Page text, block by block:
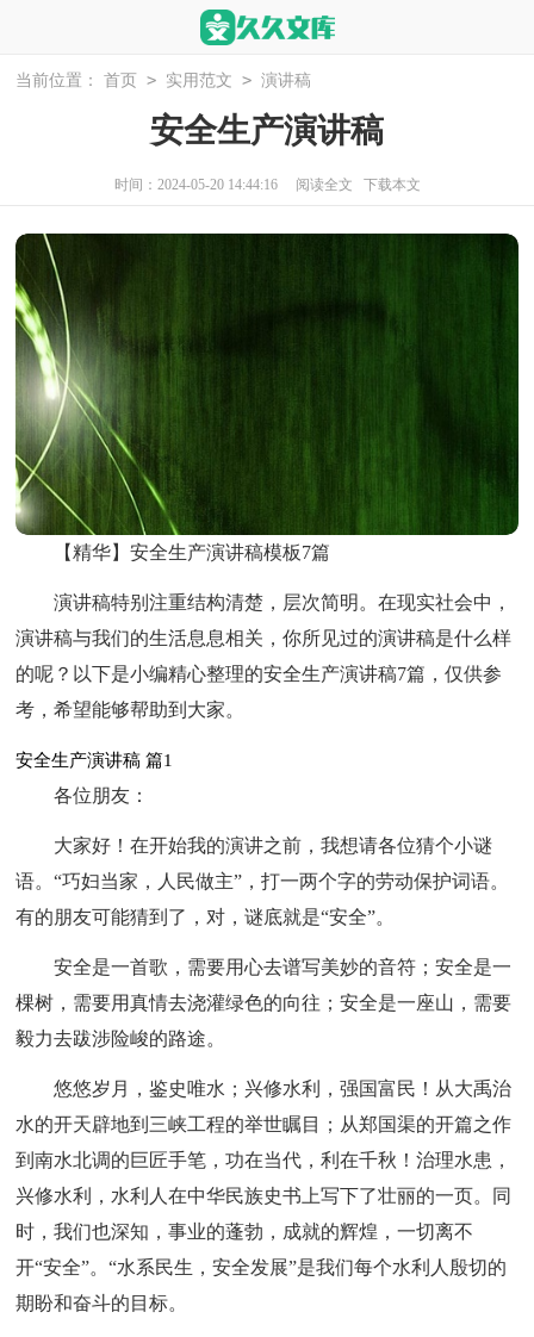
当前位置： 首页 > 实用范文 > 演讲稿
安全生产演讲稿
时间：2024-05-20 14:44:16 阅读全文 下载本文
【精华】安全生产演讲稿模板7篇
演讲稿特别注重结构清楚，层次简明。在现实社会中，
演讲稿与我们的生活息息相关，你所见过的演讲稿是什么样
的呢？以下是小编精心整理的安全生产演讲稿7篇，仅供参
考，希望能够帮助到大家。
安全生产演讲稿 篇1
各位朋友：
大家好！在开始我的演讲之前，我想请各位猜个小谜
语。“巧妇当家，人民做主”，打一两个字的劳动保护词语。
有的朋友可能猜到了，对，谜底就是“安全”。
安全是一首歌，需要用心去谱写美妙的音符；安全是一
棵树，需要用真情去浇灌绿色的向往；安全是一座山，需要
毅力去跋涉险峻的路途。
悠悠岁月，鉴史唯水；兴修水利，强国富民！从大禹治
水的开天辟地到三峡工程的举世瞩目；从郑国渠的开篇之作
到南水北调的巨匠手笔，功在当代，利在千秋！治理水患，
兴修水利，水利人在中华民族史书上写下了壮丽的一页。同
时，我们也深知，事业的蓬勃，成就的辉煌，一切离不
开“安全”。“水系民生，安全发展”是我们每个水利人殷切的
期盼和奋斗的目标。